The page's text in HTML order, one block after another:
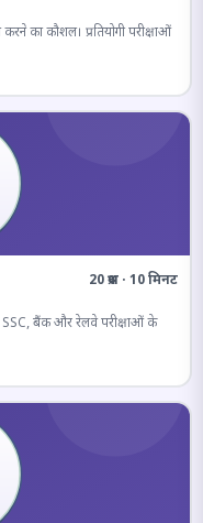
का कौशल। प्रतियोगी परीक्षाओं
20 प्रश्न · 10 मिनट
बैंक और रेलवे परीक्षाओं के